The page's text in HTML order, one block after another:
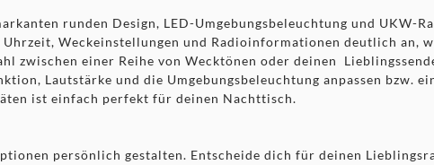
runden Design, LED-Umgebungsbeleuchtung und UKW-
Weckeinstellungen und Radioinformationen deutlich an,
zwischen einer Reihe von Wecktönen oder deinen
Lautstärke und die Umgebungsbeleuchtung anpassen bzw.
ist einfach perfekt für deinen Nachttisch.
persönlich gestalten. Entscheide dich für deinen